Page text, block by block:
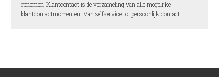
opnemen. Klantcontact is de verzameling van álle mogelijke
klantcontactmomenten. Van zelfservice tot persoonlijk contact …